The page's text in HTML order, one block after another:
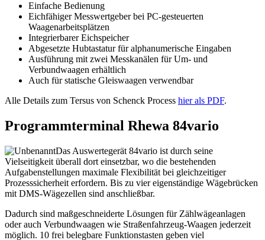
Einfache Bedienung
Eichfähiger Messwertgeber bei PC-gesteuerten
Waagenarbeitsplätzen
Integrierbarer Eichspeicher
Abgesetzte Hubtastatur für alphanumerische Eingaben
Ausführung mit zwei Messkanälen für Um- und
Verbundwaagen erhältlich
Auch für statische Gleiswaagen verwendbar
Alle Details zum Tersus von Schenck Process hier als PDF.
Programmterminal Rhewa 84vario
Das Auswertegerät 84vario ist durch seine
Vielseitigkeit überall dort einsetzbar, wo die bestehenden
Aufgabenstellungen maximale Flexibilität bei gleichzeitiger
Prozesssicherheit erfordern. Bis zu vier eigenständige Wägebrücken
mit DMS-Wägezellen sind anschließbar.
Dadurch sind maßgeschneiderte Lösungen für Zählwägeanlagen
oder auch Verbundwaagen wie Straßenfahrzeug-Waagen jederzeit
möglich. 10 frei belegbare Funktionstasten geben viel